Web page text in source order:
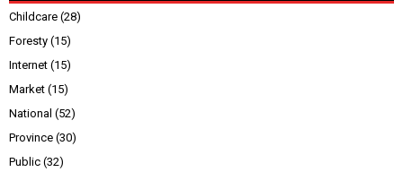
Childcare (28)
Foresty (15)
Internet (15)
Market (15)
National (52)
Province (30)
Public (32)